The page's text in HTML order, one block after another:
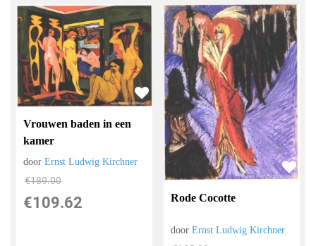
Vrouwen baden in een
kamer
doorErnst Ludwig Kirchner
€189.00
€109.62 Rode Cocotte
doorErnst Ludwig Kirchner